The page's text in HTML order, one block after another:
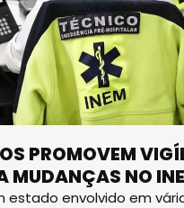
PROMOVEM
MUDANÇAS NO
estado envolvido em